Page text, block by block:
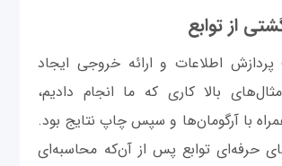
از توابع
اطلاعات و ارائه خروجی ایجاد
بالا کاری که ما انجام دادیم،
با آرگومان‌ها و سپس چاپ نتایج بود.
حرفه‌ای توابع پس از آن‌که محاسبه‌ای